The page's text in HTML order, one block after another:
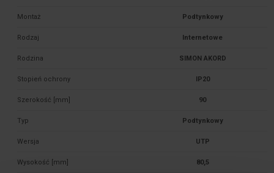
Montaż Podtynkowy
Rodzaj Internetowe
Rodzina SIMON AKORD
Stopień ochrony IP20
Szerokość [mm] 90
Typ Podtynkowy
Wersja UTP
Wysokość [mm] 80,5